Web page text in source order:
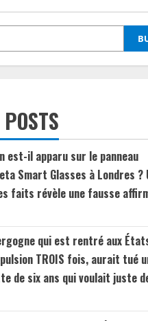
est-il apparu sur le panneau
Smart Glasses à Londres ?
faits révèle une fausse
qui est rentré aux
TROIS fois, aurait tué
de six ans qui voulait juste